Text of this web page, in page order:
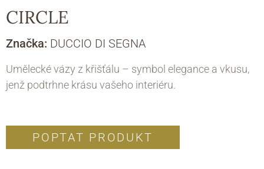
CIRCLE
Značka: DUCCIO DI SEGNA
Umělecké vázy z křišťálu – symbol elegance a vkusu,
jenž podtrhne krásu vašeho interiéru.
POPTAT PRODUKT